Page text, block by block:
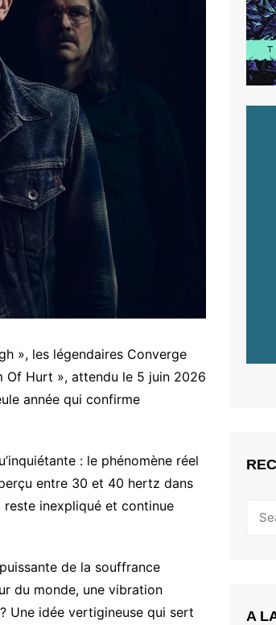
», les légendaires Converge
Of Hurt », attendu le 5 juin 2026
année qui confirme
: le phénomène réel
entre 30 et 40 hertz dans
inexpliqué et continue
de la souffrance
du monde, une vibration
Une idée vertigineuse qui sert
A